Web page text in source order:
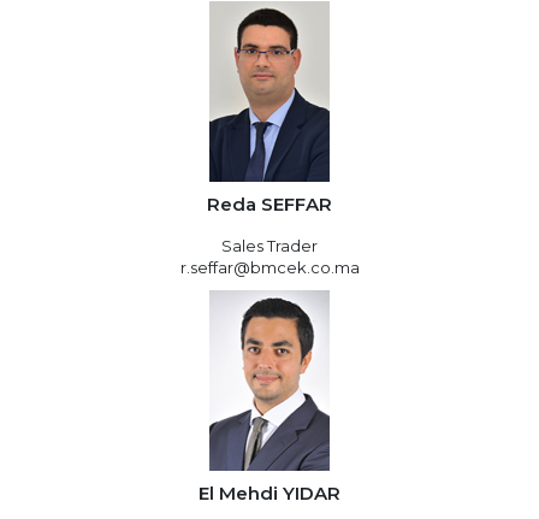
Reda SEFFAR
Sales Trader
r.seffar@bmcek.co.ma
El Mehdi YIDAR